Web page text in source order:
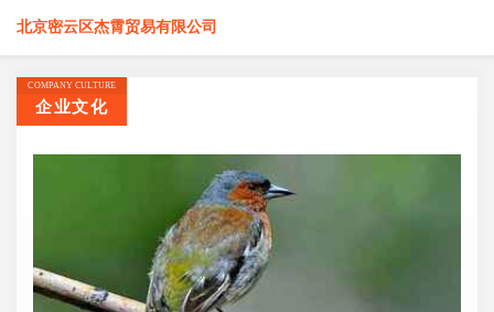
北京密云区杰霄贸易有限公司
COMPANY CULTURE
企业文化